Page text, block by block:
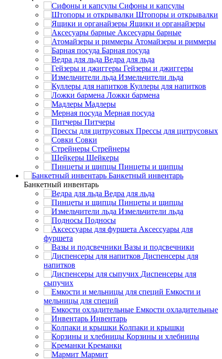
Сифоны и капсулы
Штопоры и открывалки
Ящики и органайзеры
Аксесуары барные
Атомайзеры и риммеры
Барная посуда
Ведра для льда
Гейзеры и джиггеры
Измельчители льда
Куллеры для напитков
Ложки бармена
Мадлеры
Мерная посуда
Питчеры
Прессы для цитрусовых
Совки
Стрейнеры
Шейкеры
Пинцеты и щипцы
Банкетный инвентарь
Банкетный инвентарь
Ведра для льда
Пинцеты и щипцы
Измельчители льда
Подносы
Аксессуары для
фуршета
Вазы и подсвечники
Диспенсеры для
напитков
Диспенсеры для
сыпучих
Емкости и
мельницы для специй
Емкости охладительные
Инвентарь
Колпаки и крышки
Корзины и хлебницы
Креманки
Мармит